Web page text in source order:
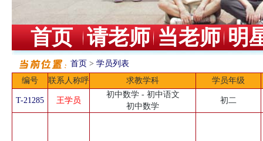
首页 请老师 当老师 明
首页 > 学员列表
编号
联系人称呼 求教学科 学员年级
T-21285 王学员
初中数学 - 初中语文
初中数学
初二